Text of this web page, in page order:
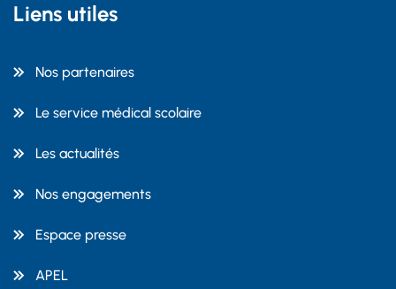
Liens utiles
Nos partenaires
Le service médical scolaire
Les actualités
Nos engagements
Espace presse
APEL